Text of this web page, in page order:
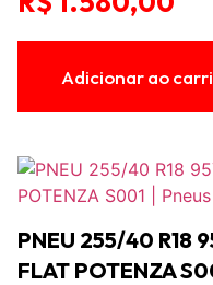
Adicionar ao
PNEU 255/40 R18
FLAT POTENZA